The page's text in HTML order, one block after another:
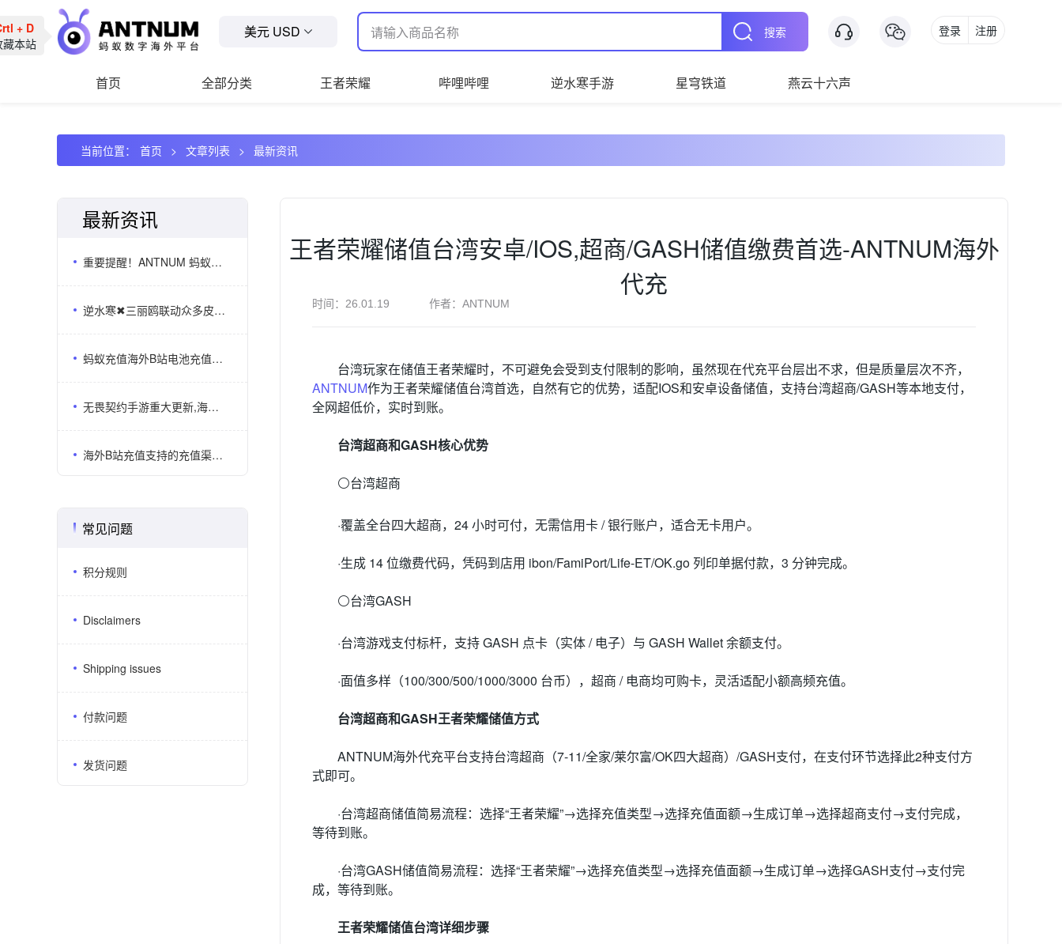
+ D
本站
美元 USD 搜索 登录 注册
首页 全部分类 王者荣耀 哔哩哔哩 逆水寒手游 星穹铁道 燕云十六声
当前位置： 首页 文章列表 最新资讯
最新资讯
重要提醒！ANTNUM 蚂蚁充值唯一认准官网：antnum.com
逆水寒✖三丽鸥联动众多皮肤上线,海外逆水寒储值选ANTNUM
蚂蚁充值海外B站电池充值支持UID直充还有多少用户不知道？
无畏契约手游重大更新,海外无畏契约代储选ANTNUM更划算
海外B站充值支持的充值渠道有哪些？哪几个平台比较靠谱？
常见问题
积分规则
Disclaimers
Shipping issues
付款问题
发货问题
王者荣耀储值台湾安卓/IOS,超商/GASH储值缴费首选-ANTNUM海外
代充
时间： 26.01.19 作者： ANTNUM
台湾玩家在储值王者荣耀时，不可避免会受到支付限制的影响，虽然现在代充平台层出不求，但是质量层次不齐，
ANTNUM作为王者荣耀储值台湾首选，自然有它的优势，适配IOS和安卓设备储值，支持台湾超商/GASH等本地支付，
全网超低价，实时到账。
台湾超商和GASH核心优势
⚪台湾超商
·覆盖全台四大超商，24 小时可付，无需信用卡 / 银行账户，适合无卡用户。
·生成 14 位缴费代码，凭码到店用 ibon/FamiPort/Life-ET/OK.go 列印单据付款，3 分钟完成。
⚪台湾GASH
·台湾游戏支付标杆，支持 GASH 点卡（实体 / 电子）与 GASH Wallet 余额支付。
·面值多样（100/300/500/1000/3000 台币），超商 / 电商均可购卡，灵活适配小额高频充值。
台湾超商和GASH王者荣耀储值方式
ANTNUM海外代充平台支持台湾超商（7-11/全家/莱尔富/OK四大超商）/GASH支付，在支付环节选择此2种支付方
式即可。
·台湾超商储值简易流程：选择“王者荣耀”→选择充值类型→选择充值面额→生成订单→选择超商支付→支付完成，
等待到账。
·台湾GASH储值简易流程：选择“王者荣耀”→选择充值类型→选择充值面额→生成订单→选择GASH支付→支付完
成，等待到账。
王者荣耀储值台湾详细步骤